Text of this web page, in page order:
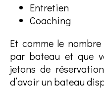
Entretien
Coaching
Et comme le
par bateau et que
jetons de
d’avoir un bateau